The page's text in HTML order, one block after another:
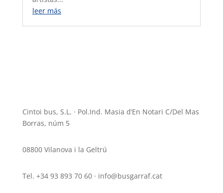
leer más
Cintoi bus, S.L. · Pol.Ind. Masia d’En Notari C/Del Mas
Borras, núm 5
08800 Vilanova i la Geltrú
Tel. +34 93 893 70 60 · info@busgarraf.cat